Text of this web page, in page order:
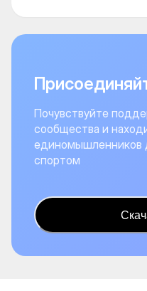
Почувствуйте
сообщества и
единомышленников
спортом